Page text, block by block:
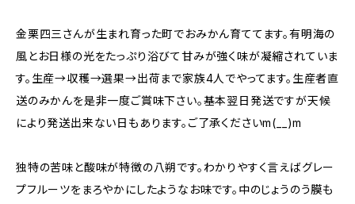
金栗四三さんが生まれ育った町でおみかん育ててます。有明海の
風とお日様の光をたっぷり浴びて甘みが強く味が凝縮されていま
す。生産→収穫→選果→出荷まで家族4人でやってます。生産者直
送のみかんを是非一度ご賞味下さい。基本翌日発送ですが天候
により発送出来ない日もあります。ご了承くださいm(__)m
独特の苦味と酸味が特徴の八朔です。わかりやすく言えばグレー
プフルーツをまろやかにしたようなお味です。中のじょうのう膜も